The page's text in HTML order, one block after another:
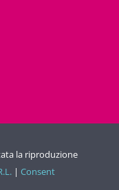
la riproduzione
| Consent